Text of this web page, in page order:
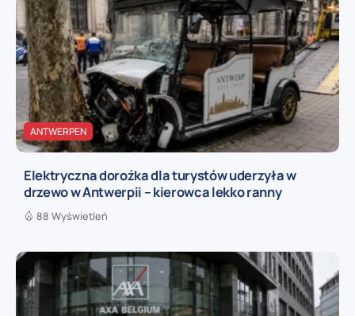
ANTWERPEN
Elektryczna dorożka dla turystów uderzyła w
drzewo w Antwerpii – kierowca lekko ranny
88 Wyświetleń